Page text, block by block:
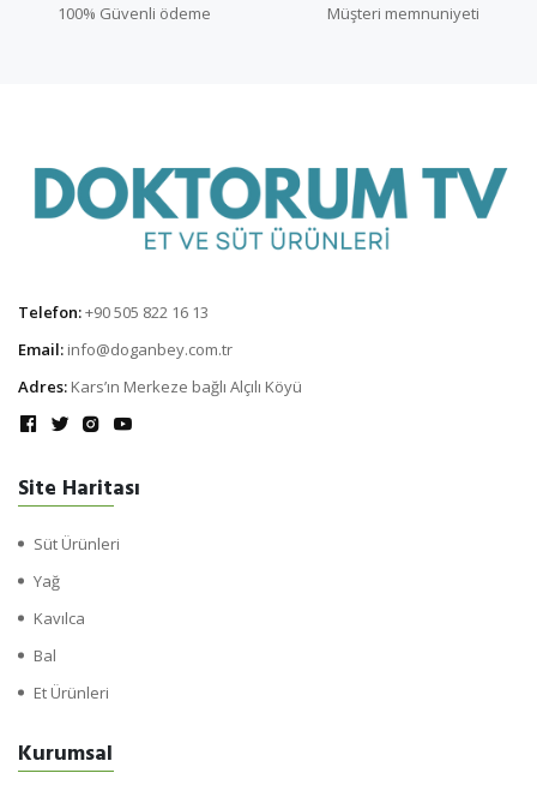
100% Güvenli ödeme Müşteri memnuniyeti
Telefon:+90 505 822 16 13
Email: info@doganbey.com.tr
Adres: Kars’ın Merkeze bağlı Alçılı Köyü
Site Haritası
Süt Ürünleri
Yağ
Kavılca
Bal
Et Ürünleri
Kurumsal